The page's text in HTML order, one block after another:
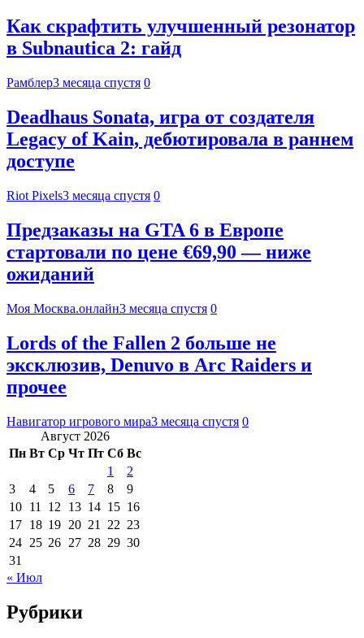
Как скрафтить улучшенный резонатор
в Subnautica 2: гайд
Рамблер3 месяца спустя 0
Deadhaus Sonata, игра от создателя
Legacy of Kain, дебютировала в раннем
доступе
Riot Pixels3 месяца спустя 0
Предзаказы на GTA 6 в Европе
стартовали по цене €69,90 — ниже
ожиданий
Моя Москва.онлайн3 месяца спустя 0
Lords of the Fallen 2 больше не
эксклюзив, Denuvo в Arc Raiders и
прочее
Навигатор игрового мира3 месяца спустя 0
Август 2026
Пн Вт Ср Чт Пт Сб Вс
1
2
3
4 5 6 7 8
9
10 11 12 13 14 15 16
17 18 19 20 21 22 23
24 25 26 27 28 29 30
31
« Июл
Рубрики